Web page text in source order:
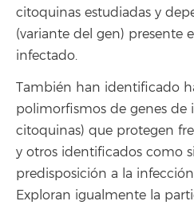
citoquinas estudiadas y
(variante del gen) presente
infectado.
También han identificado
polimorfismos de genes
citoquinas) que protegen
y otros identificados como
predisposición a la
Exploran igualmente la